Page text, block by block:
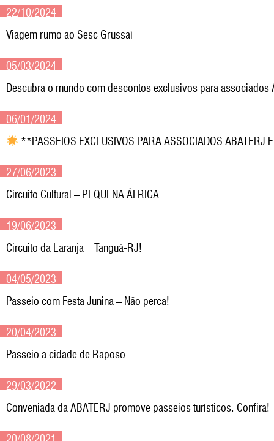
22/10/2024
Viagem rumo ao Sesc Grussaí
05/03/2024
Descubra o mundo com descontos exclusivos para associados
06/01/2024
**PASSEIOS EXCLUSIVOS PARA ASSOCIADOS
27/06/2023
Circuito Cultural – PEQUENA ÁFRICA
19/06/2023
Circuito da Laranja – Tanguá-RJ!
04/05/2023
Passeio com Festa Junina – Não perca!
20/04/2023
Passeio a cidade de Raposo
29/03/2022
Conveniada da ABATERJ promove passeios turísticos. Confira!
20/08/2021